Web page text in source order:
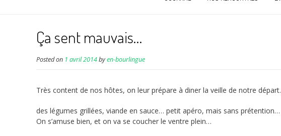
Ça sent mauvais…
Posted on 1 avril 2014byen-bourlingue
Très content de nos hôtes, on leur prépare à diner la veille de notre départ.
des légumes grillées, viande en sauce… petit apéro, mais sans prétention…
On s’amuse bien, et on va se coucher le ventre plein…